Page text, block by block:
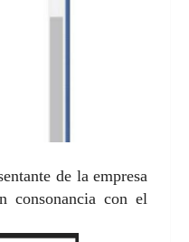
de la empresa
consonancia con el